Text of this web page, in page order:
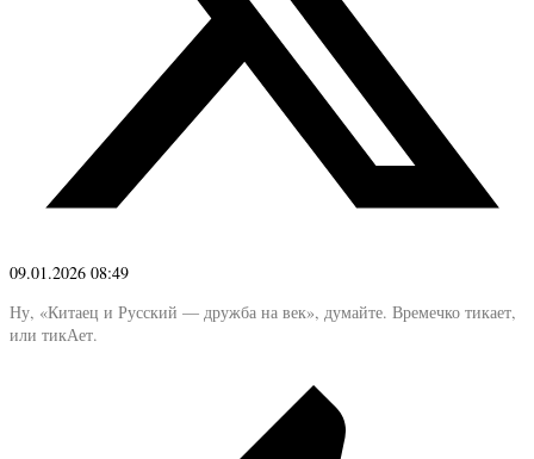
09.01.2026 08:49
Ну, «Китаец и Русский — дружба на век», думайте. Времечко тикает,
или тикАет.